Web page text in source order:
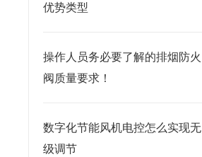
优势类型
操作人员务必要了解的排烟防火
阀质量要求！
数字化节能风机电控怎么实现无
级调节